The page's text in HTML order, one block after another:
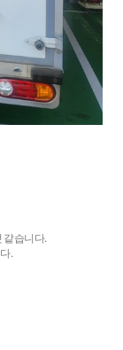
같습니다.
.